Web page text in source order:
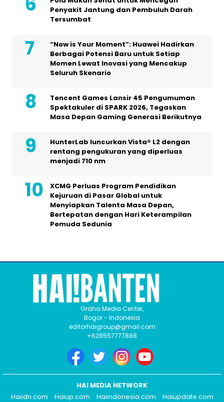
Penyakit Jantung dan Pembuluh Darah
Tersumbat
“Now is Your Moment”: Huawei Hadirkan
Berbagai Potensi Baru untuk Setiap
Momen Lewat Inovasi yang Mencakup
Seluruh Skenario
Tencent Games Lansir 45 Pengumuman
Spektakuler di SPARK 2026, Tegaskan
Masa Depan Gaming Generasi Berikutnya
HunterLab luncurkan Vista® L2 dengan
rentang pengukuran yang diperluas
menjadi 710 nm
XCMG Perluas Program Pendidikan
Kejuruan di Pasar Global untuk
Menyiapkan Talenta Masa Depan,
Bertepatan dengan Hari Keterampilan
Pemuda Sedunia
Graha Media Center,
Bogor - Indonesia
editorhaigroup@gmail.com
+628557777888
HAI MEDIA NETWORK
Haiidn.com
Haiup.com Haiindonesia.com Haiupdate.com